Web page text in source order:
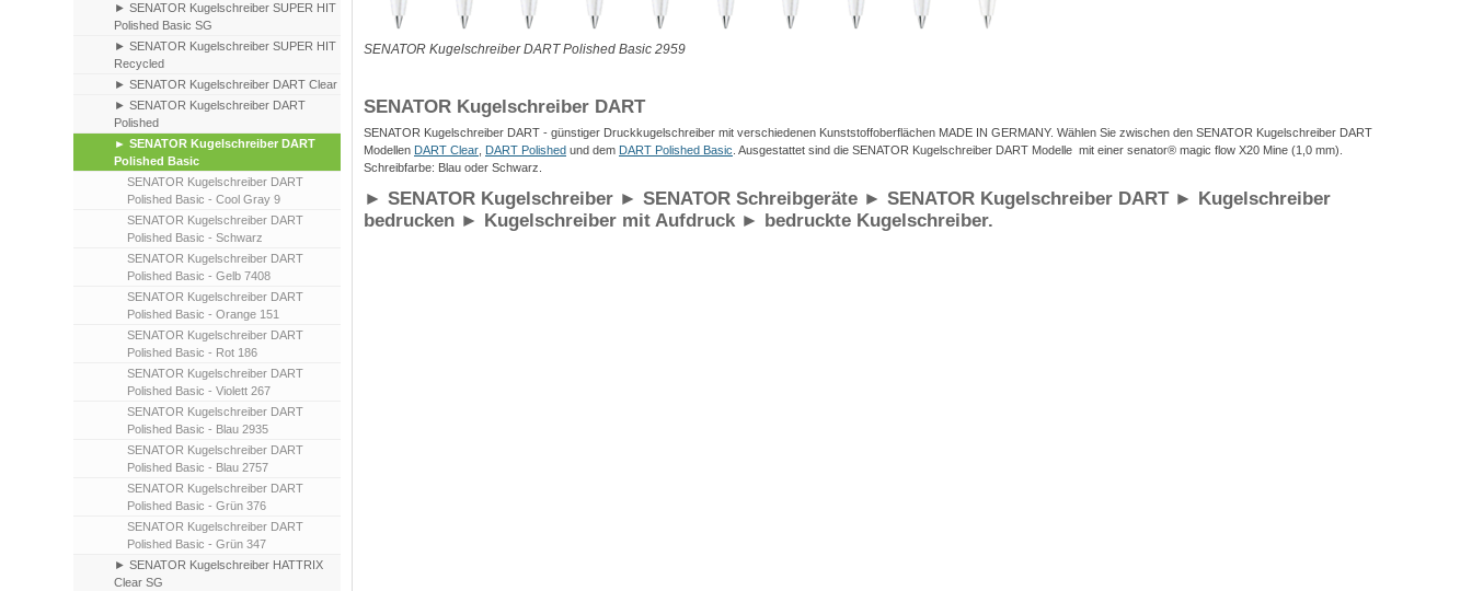
SENATOR Kugelschreiber DART Polished Basic 2959
SENATOR Kugelschreiber DART
SENATOR Kugelschreiber DART - günstiger Druckkugelschreiber mit verschiedenen Kunststoffoberflächen MADE IN GERMANY. Wählen Sie zwischen den SENATOR Kugelschreiber DART
Modellen DART Clear DART Polished und dem DART Polished Basic . Ausgestattet sind die SENATOR Kugelschreiber DART Modelle mit einer senator® magic flow X20 Mine (1,0 mm).
Schreibfarbe: Blau oder Schwarz.
► SENATOR Kugelschreiber ► SENATOR Schreibgeräte ► SENATOR Kugelschreiber DART ► Kugelschreiber
bedrucken ► Kugelschreiber mit Aufdruck ► bedruckte Kugelschreiber.
► SENATOR Kugelschreiber SUPER HIT
Polished Basic SG
► SENATOR Kugelschreiber SUPER HIT
Recycled
► SENATOR Kugelschreiber DART Clear
► SENATOR Kugelschreiber DART
Polished
► SENATOR Kugelschreiber DART
Polished Basic
SENATOR Kugelschreiber DART
Polished Basic - Cool Gray 9
SENATOR Kugelschreiber DART
Polished Basic - Schwarz
SENATOR Kugelschreiber DART
Polished Basic - Gelb 7408
SENATOR Kugelschreiber DART
Polished Basic - Orange 151
SENATOR Kugelschreiber DART
Polished Basic - Rot 186
SENATOR Kugelschreiber DART
Polished Basic - Violett 267
SENATOR Kugelschreiber DART
Polished Basic - Blau 2935
SENATOR Kugelschreiber DART
Polished Basic - Blau 2757
SENATOR Kugelschreiber DART
Polished Basic - Grün 376
SENATOR Kugelschreiber DART
Polished Basic - Grün 347
► SENATOR Kugelschreiber HATTRIX
Clear SG